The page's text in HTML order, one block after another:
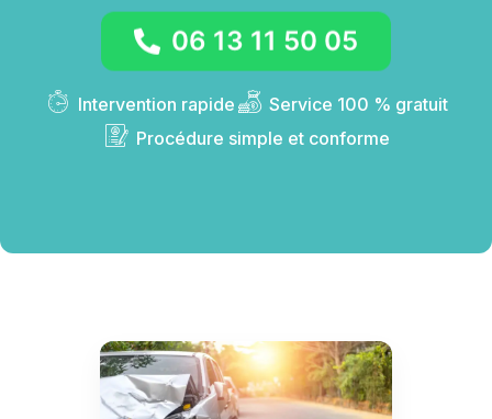
06 13 11 50 05
Intervention rapide
Service 100 % gratuit
Procédure simple et conforme